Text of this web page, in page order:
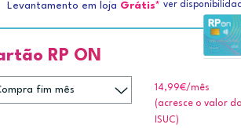
Levantamento em loja Grátis* ver
RP ON
14,99€/mês
(acresce o valor do
ISUC)